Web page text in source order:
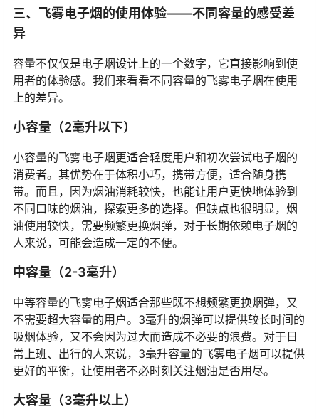
高。
三、飞雾电子烟的使用体验——不同容量的感受差
异
容量不仅仅是电子烟设计上的一个数字，它直接影响到使
上的差异。
小容量（2毫升以下）
小容量的飞雾电子烟更适合轻度用户和初次尝试电子烟的
消费者。其优势在于体积小巧，携带方便，适合随身携
带。而且，因为烟油消耗较快，也能让用户更快地体验到
不同口味的烟油，探索更多的选择。但缺点也很明显，烟
人来说，可能会造成一定的不便。
中容量（2-3毫升）
中等容量的飞雾电子烟适合那些既不想频繁更换烟弹，又
不需要超大容量的用户。3毫升的烟弹可以提供较长时间的
吸烟体验，又不会因为过大而造成不必要的浪费。对于日
更好的平衡，让使用者不必时刻关注烟油是否用尽。